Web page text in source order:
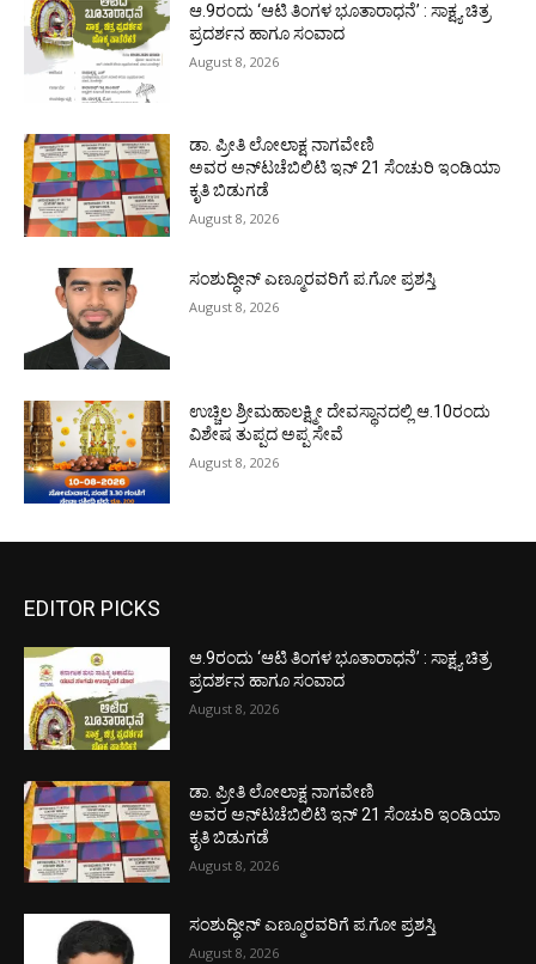
ಆ.9ರಂದು ‘ಆಟಿ ತಿಂಗಳ ಭೂತಾರಾಧನೆ’ : ಸಾಕ್ಷ್ಯ ಚಿತ್ರ
ಪ್ರದರ್ಶನ ಹಾಗೂ ಸಂವಾದ
August 8, 2026
ಡಾ. ಪ್ರೀತಿ ಲೋಲಾಕ್ಷ ನಾಗವೇಣಿ
ಅವರ ಅನ್‌ಟಚೆಬಿಲಿಟಿ ಇನ್ 21 ಸೆಂಚುರಿ ಇಂಡಿಯಾ
ಕೃತಿ ಬಿಡುಗಡೆ
August 8, 2026
ಸಂಶುದ್ಧೀನ್ ಎಣ್ಮೂರವರಿಗೆ ಪ.ಗೋ ಪ್ರಶಸ್ತಿ
August 8, 2026
ಉಚ್ಚಿಲ ಶ್ರೀಮಹಾಲಕ್ಷ್ಮೀ ದೇವಸ್ಥಾನದಲ್ಲಿ ಆ.10ರಂದು
ವಿಶೇಷ ತುಪ್ಪದ ಅಪ್ಪ ಸೇವೆ
August 8, 2026
EDITOR PICKS
ಆ.9ರಂದು ‘ಆಟಿ ತಿಂಗಳ ಭೂತಾರಾಧನೆ’ : ಸಾಕ್ಷ್ಯ ಚಿತ್ರ
ಪ್ರದರ್ಶನ ಹಾಗೂ ಸಂವಾದ
August 8, 2026
ಡಾ. ಪ್ರೀತಿ ಲೋಲಾಕ್ಷ ನಾಗವೇಣಿ
ಅವರ ಅನ್‌ಟಚೆಬಿಲಿಟಿ ಇನ್ 21 ಸೆಂಚುರಿ ಇಂಡಿಯಾ
ಕೃತಿ ಬಿಡುಗಡೆ
August 8, 2026
ಸಂಶುದ್ಧೀನ್ ಎಣ್ಮೂರವರಿಗೆ ಪ.ಗೋ ಪ್ರಶಸ್ತಿ
August 8, 2026